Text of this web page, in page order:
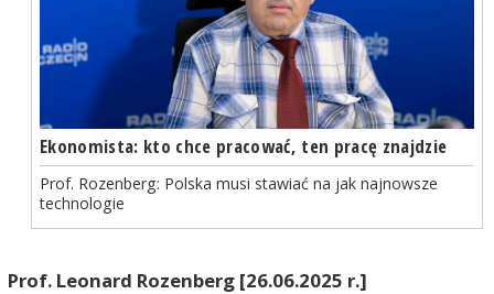
Ekonomista: kto chce pracować, ten pracę znajdzie
Prof. Rozenberg: Polska musi stawiać na jak najnowsze
technologie
Prof. Leonard Rozenberg [26.06.2025 r.]